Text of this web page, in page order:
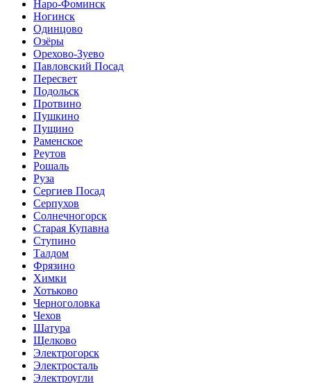
Наро-Фоминск
Ногинск
Одинцово
Озёры
Орехово-Зуево
Павловский Посад
Пересвет
Подольск
Протвино
Пушкино
Пущино
Раменское
Реутов
Рошаль
Руза
Сергиев Посад
Серпухов
Солнечногорск
Старая Купавна
Ступино
Талдом
Фрязино
Химки
Хотьково
Черноголовка
Чехов
Шатура
Щелково
Электрогорск
Электросталь
Электроугли